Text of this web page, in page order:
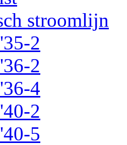
stroomlijn
2
2
4
2
5